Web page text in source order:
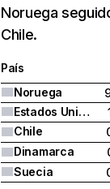
Noruega
Chile.
País
Noruega
Estados Unidos
Chile
Dinamarca
Suecia